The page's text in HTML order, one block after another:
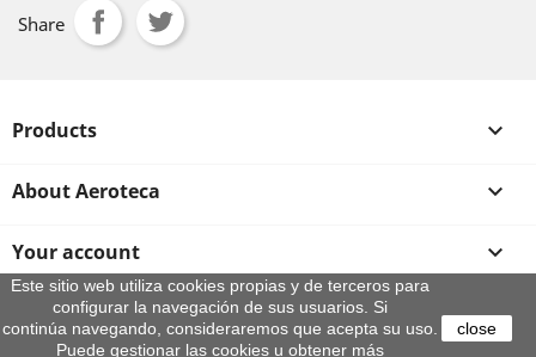
Share
Products 
About Aeroteca 
Your account 
Store information
Este sitio web utiliza cookies propias y de terceros para
configurar la navegación de sus usuarios. Si
continúa navegando, consideraremos que acepta su uso.
Puede gestionar las cookies u obtener más
close
© 2026 - By Aeroteca